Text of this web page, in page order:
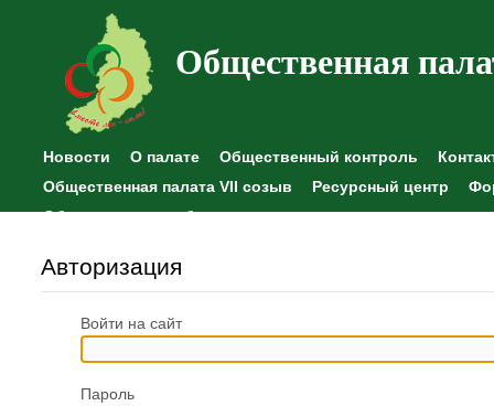
Общественная
Новости О палате Общественный контроль
Общественная палата VII созыв
Ресурсный центр
Общественные наблюдения
Авторизация
Войти на сайт
Пароль